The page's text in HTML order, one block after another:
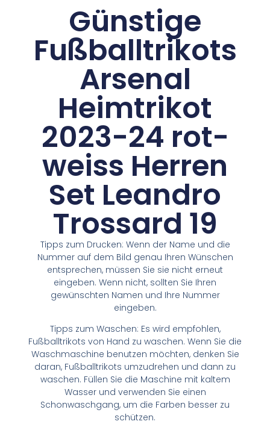
Günstige
Fußballtrikots
Arsenal
Heimtrikot
2023-24 rot-
weiss Herren
Set Leandro
Trossard 19
Tipps zum Drucken: Wenn der Name und die
Nummer auf dem Bild genau Ihren Wünschen
entsprechen, müssen Sie sie nicht erneut
eingeben. Wenn nicht, sollten Sie Ihren
gewünschten Namen und Ihre Nummer
eingeben.
Tipps zum Waschen: Es wird empfohlen,
Fußballtrikots von Hand zu waschen. Wenn Sie die
Waschmaschine benutzen möchten, denken Sie
daran, Fußballtrikots umzudrehen und dann zu
waschen. Füllen Sie die Maschine mit kaltem
Wasser und verwenden Sie einen
Schonwaschgang, um die Farben besser zu
schützen.